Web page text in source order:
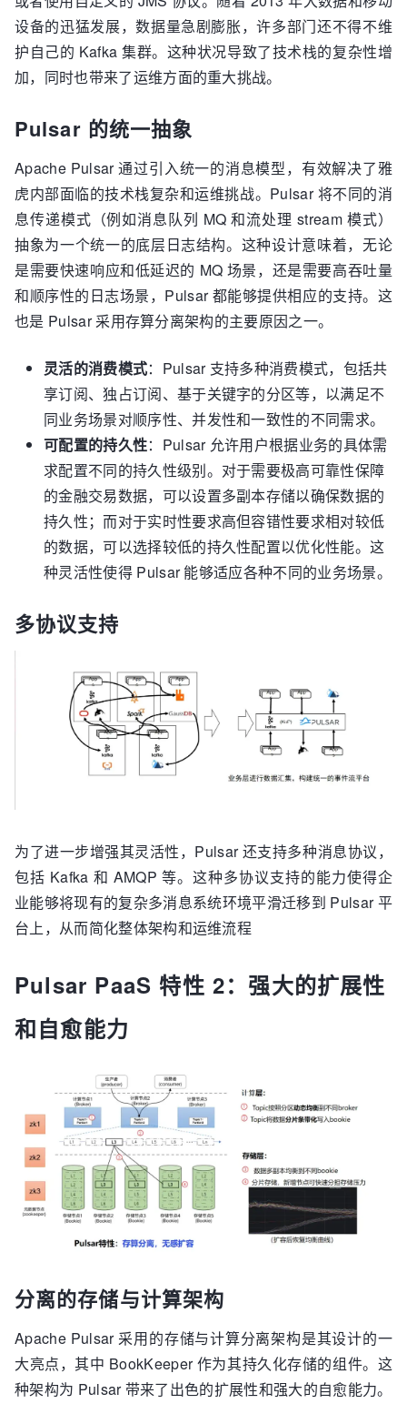
设备的迅猛发展，数据量急剧膨胀，许多部门还不得不维
护自己的 Kafka 集群。这种状况导致了技术栈的复杂性增
加，同时也带来了运维方面的重大挑战。
Pulsar 的统一抽象
Apache Pulsar 通过引入统一的消息模型，有效解决了雅
虎内部面临的技术栈复杂和运维挑战。Pulsar 将不同的消
息传递模式（例如消息队列 MQ 和流处理 stream 模式）
抽象为一个统一的底层日志结构。这种设计意味着，无论
是需要快速响应和低延迟的 MQ 场景，还是需要高吞吐量
和顺序性的日志场景，Pulsar 都能够提供相应的支持。这
也是 Pulsar 采用存算分离架构的主要原因之一。
灵活的消费模式：Pulsar 支持多种消费模式，包括共
享订阅、独占订阅、基于关键字的分区等，以满足不
同业务场景对顺序性、并发性和一致性的不同需求。
可配置的持久性：Pulsar 允许用户根据业务的具体需
求配置不同的持久性级别。对于需要极高可靠性保障
的金融交易数据，可以设置多副本存储以确保数据的
持久性；而对于实时性要求高但容错性要求相对较低
的数据，可以选择较低的持久性配置以优化性能。这
种灵活性使得 Pulsar 能够适应各种不同的业务场景。
多协议支持
为了进一步增强其灵活性，Pulsar 还支持多种消息协议，
包括 Kafka 和 AMQP 等。这种多协议支持的能力使得企
业能够将现有的复杂多消息系统环境平滑迁移到 Pulsar 平
台上，从而简化整体架构和运维流程
Pulsar PaaS 特性 2：强大的扩展性
和自愈能力
分离的存储与计算架构
Apache Pulsar 采用的存储与计算分离架构是其设计的一
大亮点，其中 BookKeeper 作为其持久化存储的组件。这
种架构为 Pulsar 带来了出色的扩展性和强大的自愈能力。